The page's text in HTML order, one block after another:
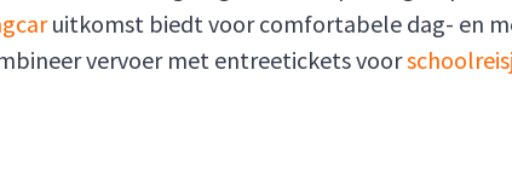
uitkomst biedt voor comfortabele dag- en
vervoer met entreetickets voor